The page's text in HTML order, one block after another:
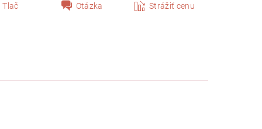
Tlač Otázka Strážiť cenu